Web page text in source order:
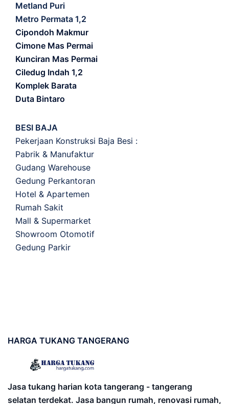
Metland Puri
Metro Permata 1,2
Cipondoh Makmur
Cimone Mas Permai
Kunciran Mas Permai
Ciledug Indah 1,2
Komplek Barata
Duta Bintaro
BESI BAJA
Pekerjaan Konstruksi Baja Besi :
Pabrik & Manufaktur
Gudang Warehouse
Gedung Perkantoran
Hotel & Apartemen
Rumah Sakit
Mall & Supermarket
Showroom Otomotif
Gedung Parkir
HARGA TUKANG TANGERANG
Jasa tukang harian kota tangerang - tangerang
selatan terdekat. Jasa bangun rumah, renovasi rumah,